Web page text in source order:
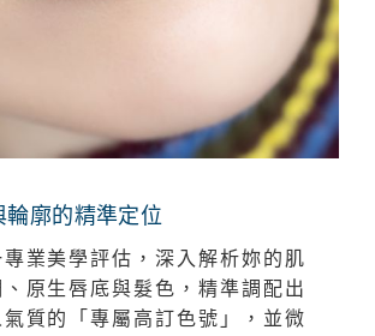
輪廓的精準定位
業美學評估，深入解析妳的肌
原生唇底與髮色，精準調配出
質的「專屬高訂色號」，並微